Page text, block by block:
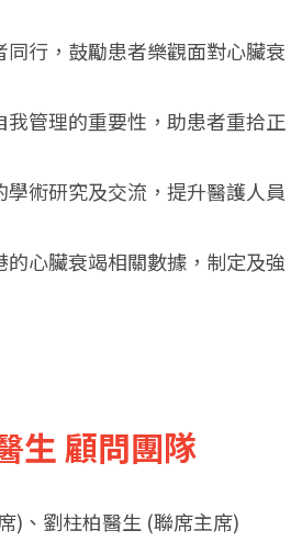
同行，鼓勵患者樂觀面對心臟衰
我管理的重要性，助患者重拾正
學術研究及交流，提升醫護人員
的心臟衰竭相關數據，制定及強
生 顧問團隊
)、劉柱柏醫生 (聯席主席)